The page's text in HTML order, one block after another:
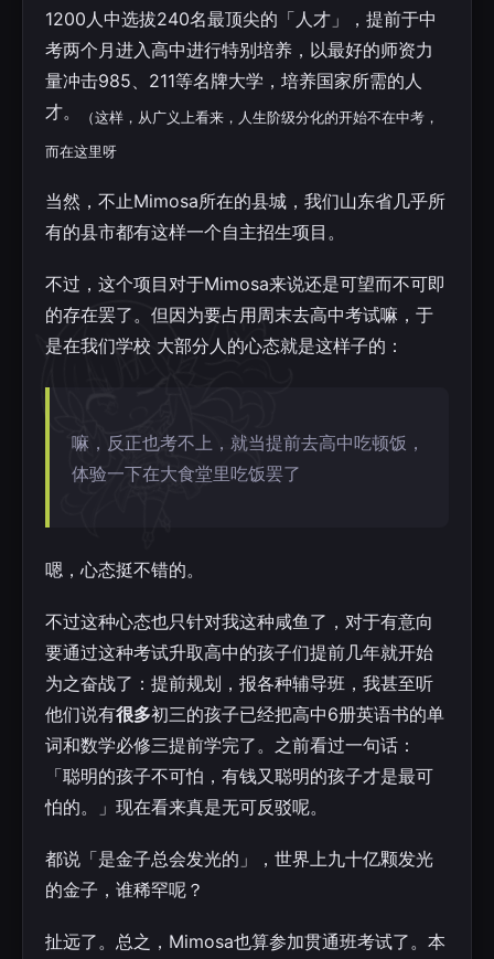
1200人中选拔240名最顶尖的「人才」，提前于中
考两个月进入高中进行特别培养，以最好的师资力
量冲击985、211等名牌大学，培养国家所需的人
才。
（这样，从广义上看来，人生阶级分化的开始不在中考，
而在这里呀
当然，不止Mimosa所在的县城，我们山东省几乎所
有的县市都有这样一个自主招生项目。
不过，这个项目对于Mimosa来说还是可望而不可即
的存在罢了。但因为要占用周末去高中考试嘛，于
是在我们学校 大部分人的心态就是这样子的：
嘛，反正也考不上，就当提前去高中吃顿饭，
体验一下在大食堂里吃饭罢了
嗯，心态挺不错的。
不过这种心态也只针对我这种咸鱼了，对于有意向
要通过这种考试升取高中的孩子们提前几年就开始
为之奋战了：提前规划，报各种辅导班，我甚至听
他们说有很多初三的孩子已经把高中6册英语书的单
词和数学必修三提前学完了。之前看过一句话：
「聪明的孩子不可怕，有钱又聪明的孩子才是最可
怕的。」现在看来真是无可反驳呢。
都说「是金子总会发光的」，世界上九十亿颗发光
的金子，谁稀罕呢？
扯远了。总之，Mimosa也算参加贯通班考试了。本